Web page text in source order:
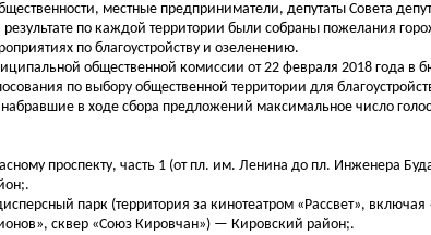
местные предприниматели, депутаты Совета
по каждой территории были собраны пожелания
по благоустройству и озеленению.
общественной комиссии от 22 февраля 2018 года в
по выбору общественной территории для
в ходе сбора предложений максимальное число
проспекту, часть 1 (от пл. им. Ленина до пл. Инженера
парк (территория за кинотеатром «Рассвет», включая
сквер «Союз Кировчан») — Кировский район;.